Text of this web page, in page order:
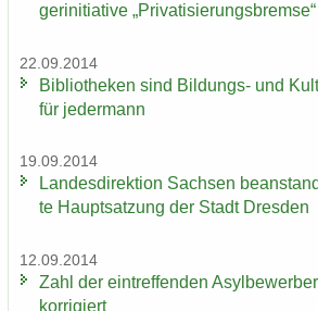
ger­initia­ti­ve
22.09.2014
Bi­blio­the­ken sind Bildungs-​ und
für je­der­mann
19.09.2014
Lan­des­di­rek­ti­on Sach­sen
te Haupt­sat­zung der Stadt Dres­den
12.09.2014
Zahl der ein­tref­fen­den
kor­ri­giert